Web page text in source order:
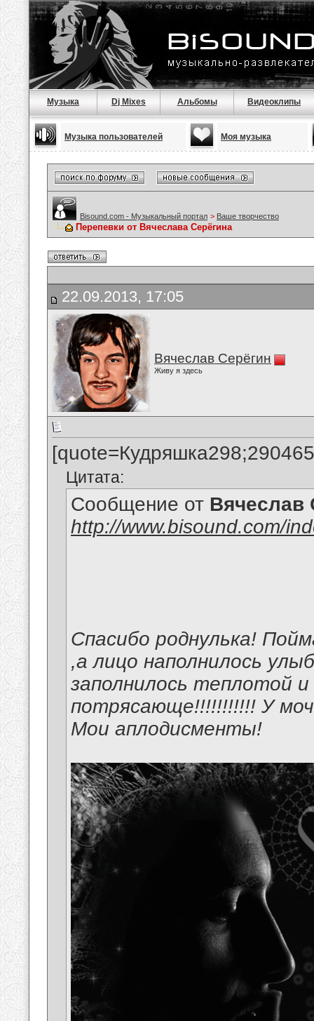
Музыка Dj Mixes Альбомы Видеоклипы
Музыка пользователей Моя музыка
Bisound.com - Музыкальный портал > Ваше творчество
Перепевки от Вячеслава Серёгина
22.09.2013, 17:05
Вячеслав Серёгин
Живу я здесь
Цитата:
Сообщение от Вячеслав
http://www.bisound.com/
Спасибо роднулька!
,а лицо наполнилось
заполнилось теплотой
потрясающе!!!!!!!!!!! У
Мои аплодисменты!